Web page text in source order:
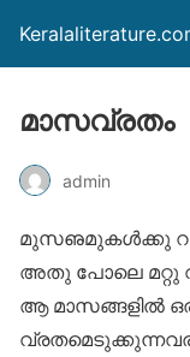
മാസവ്രതം
admin
മുസഌമുകള്‍ക്കു
അതു പോലെ മറ്റു
ആ മാസങ്ങളില്‍